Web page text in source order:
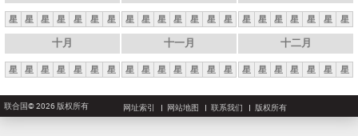
星 星 星 星 星 星 星 星 星 星 星 星 星 星 星 星 星 星 星 星 星
十月
星 星 星 星 星 星 星
十一月
星 星 星 星 星 星 星
十二月
星 星 星 星 星 星 星
联合国© 2026 版权所有 网址索引 网站地图 联系我们 版权所有